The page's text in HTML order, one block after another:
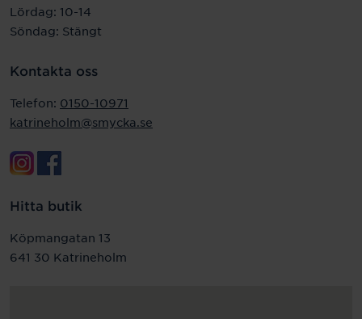
Lördag: 10-14
Söndag: Stängt
Kontakta oss
Telefon: 0150-10971
katrineholm@smycka.se
Hitta butik
Köpmangatan 13
641 30 Katrineholm